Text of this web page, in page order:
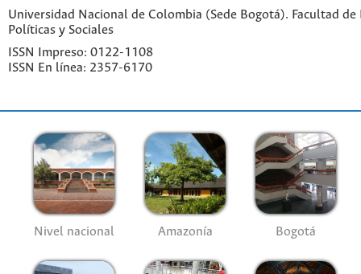
Universidad Nacional de Colombia (Sede Bogotá). Facultad de
Políticas y Sociales
ISSN Impreso: 0122-1108
ISSN En línea: 2357-6170
Nivel nacional Amazonía Bogotá